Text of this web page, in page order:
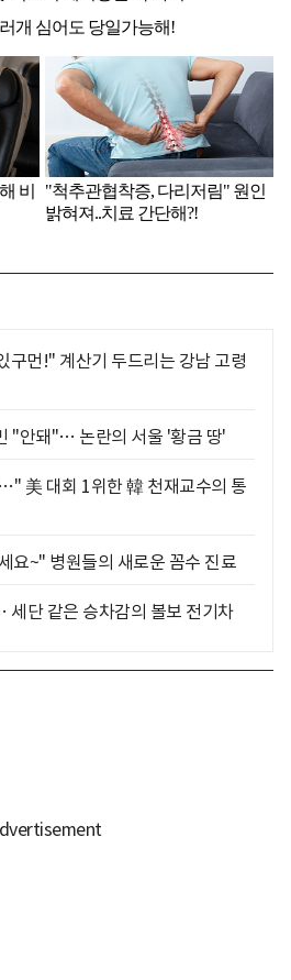
구먼!" 계산기 두드리는 강남 고령
"안돼"… 논란의 서울 '황금 땅'
美 대회 1위한 韓 천재교수의 통
요~" 병원들의 새로운 꼼수 진료
단 같은 승차감의 볼보 전기차